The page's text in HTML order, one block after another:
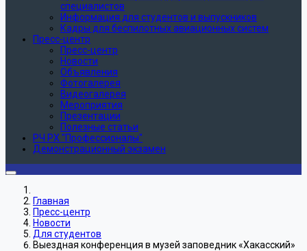
специалистов
Информация для студентов и выпускников
Кадры для беспилотных авиационных систем
Пресс-центр
Пресс-центр
Новости
Объявления
Фотогалерея
Видеогалерея
Мероприятия
Презентации
Полезные статьи
РЧ РХ "Профессионалы"
Демонстрационный экзамен
Главная
Пресс-центр
Новости
Для студентов
Выездная конференция в музей заповедник «Хакасский»